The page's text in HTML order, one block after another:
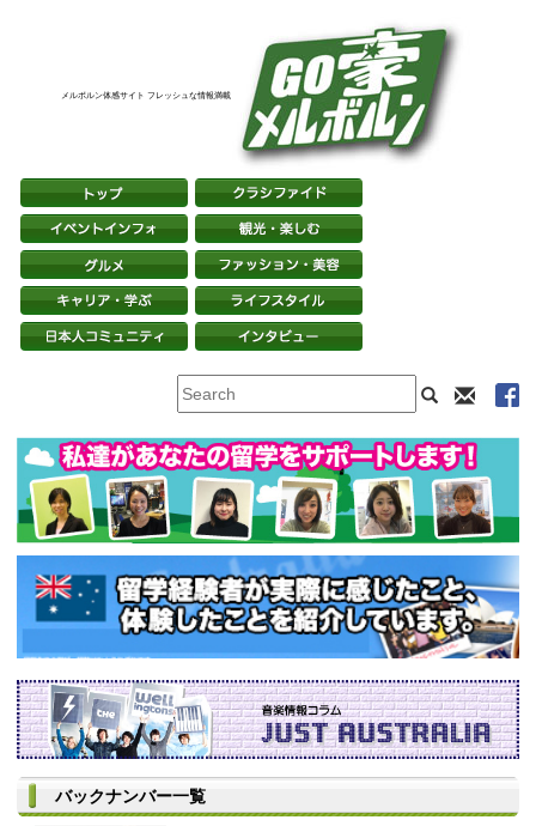
メルボルン体感サイト フレッシュな情報満載
バックナンバー一覧